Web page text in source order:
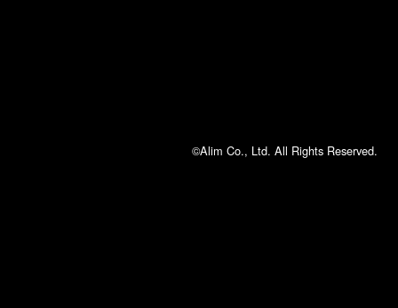
©Alim Co., Ltd. All Rights Reserved.